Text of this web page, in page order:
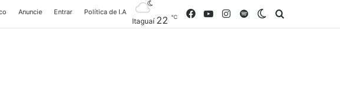
Anuncie Entrar Política de I.A
Itaguaí 22 ℃ FacebookYouTubeInstagram
SpotifySwitch skin